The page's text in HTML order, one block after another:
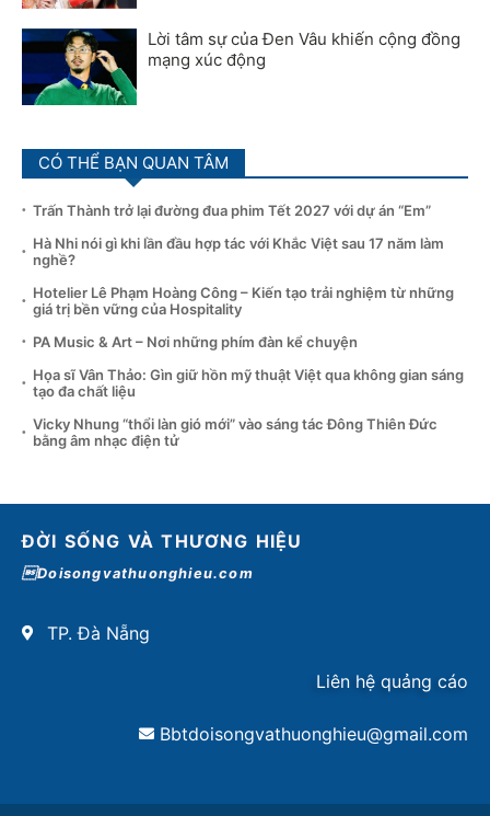
Lời tâm sự của Đen Vâu khiến cộng đồng
mạng xúc động
CÓ THỂ BẠN QUAN TÂM
Trấn Thành trở lại đường đua phim Tết 2027 với dự án “Em”
Hà Nhi nói gì khi lần đầu hợp tác với Khắc Việt sau 17 năm làm
nghề?
Hotelier Lê Phạm Hoàng Công – Kiến tạo trải nghiệm từ những
giá trị bền vững của Hospitality
PA Music & Art – Nơi những phím đàn kể chuyện
Họa sĩ Vân Thảo: Gìn giữ hồn mỹ thuật Việt qua không gian sáng
tạo đa chất liệu
Vicky Nhung “thổi làn gió mới” vào sáng tác Đông Thiên Đức
bằng âm nhạc điện tử
ĐỜI SỐNG VÀ THƯƠNG HIỆU
Doisongvathuonghieu.com
TP. Đà Nẵng
Liên hệ quảng cáo
Bbtdoisongvathuonghieu@gmail.com